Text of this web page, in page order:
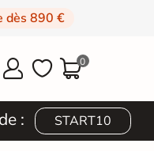
dès 890 €
  0
: START10